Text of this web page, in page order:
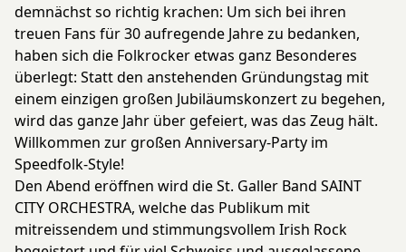
demnächst so richtig krachen: Um sich bei ihren
treuen Fans für 30 aufregende Jahre zu bedanken,
haben sich die Folkrocker etwas ganz Besonderes
überlegt: Statt den anstehenden Gründungstag mit
einem einzigen großen Jubiläumskonzert zu begehen,
wird das ganze Jahr über gefeiert, was das Zeug hält.
Willkommen zur großen Anniversary-Party im
Speedfolk-Style!
Den Abend eröffnen wird die St. Galler Band SAINT
CITY ORCHESTRA, welche das Publikum mit
mitreissendem und stimmungsvollem Irish Rock